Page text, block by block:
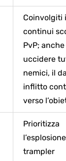
Coinvolgiti
continui
PvP;
uccidere
nemici, il
inflitto
verso
Prioritizza
trampler